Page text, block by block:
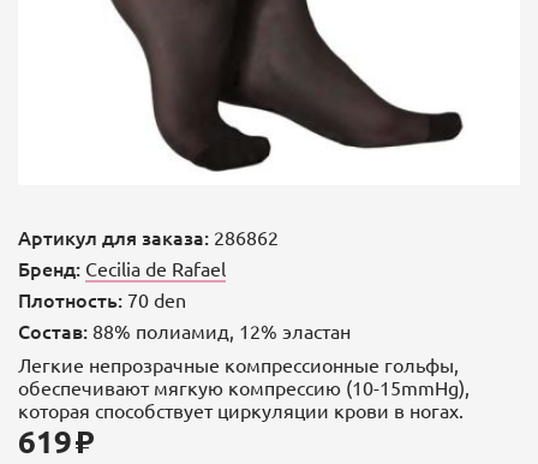
Артикул для заказа: 286862
Бренд: Cecilia de Rafael
Плотность: 70 den
Состав: 88% полиамид, 12% эластан
Легкие непрозрачные компрессионные гольфы,
обеспечивают мягкую компрессию (10-15mmHg),
которая способствует циркуляции крови в ногах.
619